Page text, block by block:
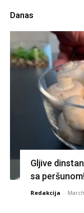
Danas
Gljive
sa
Redakcija -